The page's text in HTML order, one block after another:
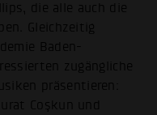
die alle auch die
Gleichzeitig
Baden-
zugängliche
präsentieren:
Coşkun und